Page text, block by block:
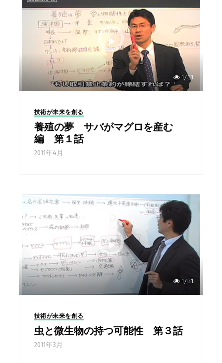
1,431
技術が未来を創る
養殖の夢 サバがマグロを産む
編 第１話
2011年4月
1,431
技術が未来を創る
虫と微生物の持つ可能性 第３話
2011年3月